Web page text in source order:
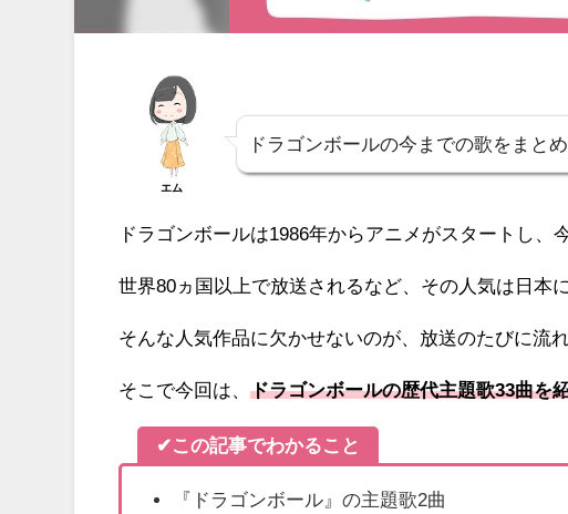
エム
ドラゴンボールの今までの歌をまと
ドラゴンボールは1986年からアニメがスタートし、
世界80ヵ国以上で放送されるなど、その人気は日本
そんな人気作品に欠かせないのが、放送のたびに流
そこで今回は、ドラゴンボールの歴代主題歌33曲を
✔この記事でわかること
『ドラゴンボール』の主題歌2曲